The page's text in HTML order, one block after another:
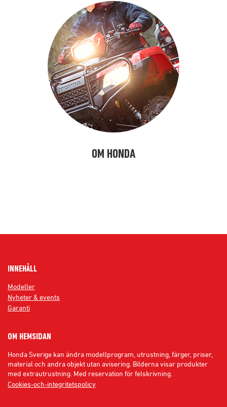
OM HONDA
INNEHÅLL
Modeller
Nyheter & events
Garanti
OM HEMSIDAN
Honda Sverige kan ändra modellprogram, utrustning, färger, priser,
material och andra objekt utan avisering. Bilderna visar produkter
med extrautrustning. Med reservation för felskrivning.
Cookies-och-integritetspolicy